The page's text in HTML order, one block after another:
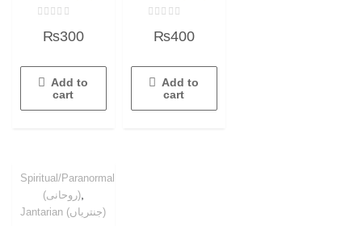
out
5
₨300
Add to
cart
out
5
₨400
Add to
cart
Spiritual/Paranormal
(روحانی),
Jantarian (جنتریاں)